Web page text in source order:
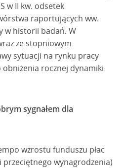
w II kw. odsetek
raportujących ww.
w historii badań. W
ze stopniowym
sytuacji na rynku pracy
obniżenia rocznej dynamiki
sygnałem dla
wzrostu funduszu płac
wynagrodzenia)